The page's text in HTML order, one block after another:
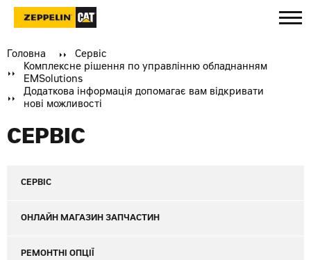
Головна
Сервіс
Комплексне рішення по управлінню обладнанням
EMSolutions
Додаткова інформація допомагає вам відкривати
нові можливості
СЕРВІС
СЕРВІС
ОНЛАЙН МАГАЗИН ЗАПЧАСТИН
РЕМОНТНІ ОПЦІЇ